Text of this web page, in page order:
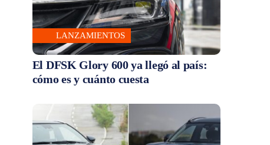
LANZAMIENTOS
El DFSK Glory 600 ya llegó al país:
cómo es y cuánto cuesta